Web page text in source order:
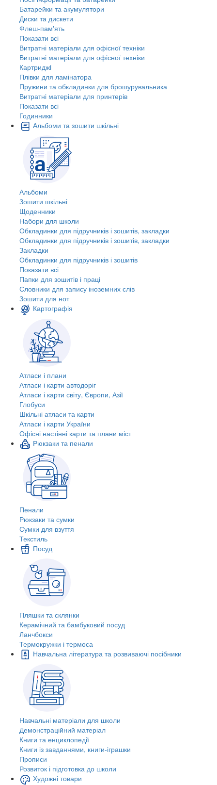
Батарейки та акумулятори
Диски та дискети
Флеш-пам'ять
Показати всі
Витратні матеріали для офісної техніки
Витратні матеріали для офісної техніки
Картриджi
Плівки для ламінатора
Пружини та обкладинки для брошурувальника
Витратні матеріали для принтерів
Показати всі
Годинники
Альбоми та зошити шкільні
Альбоми
Зошити шкільні
Щоденники
Набори для школи
Обкладинки для підручників і зошитів, закладки
Обкладинки для підручників і зошитів, закладки
Закладки
Обкладинки для підручників і зошитів
Показати всі
Папки для зошитів і праці
Словники для запису іноземних слів
Зошити для нот
Картографія
Атласи і плани
Атласи і карти автодоріг
Атласи і карти світу, Європи, Азії
Глобуси
Шкільні атласи та карти
Атласи і карти України
Офісні настінні карти та плани міст
Рюкзаки та пенали
Пенали
Рюкзаки та сумки
Сумки для взуття
Текстиль
Посуд
Пляшки та склянки
Керамічний та бамбуковий посуд
Ланчбокси
Термокружки і термоса
Навчальна література та розвиваючі посібники
Навчальні матеріали для школи
Демонстраційний матеріал
Книги та енциклопедії
Книги із завданнями, книги-іграшки
Прописи
Розвиток і підготовка до школи
Художні товари